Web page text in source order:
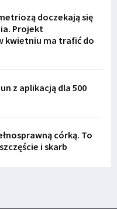
doczekają się
Projekt
kwietniu ma trafić do
z aplikacją dla 500
córką. To
i skarb